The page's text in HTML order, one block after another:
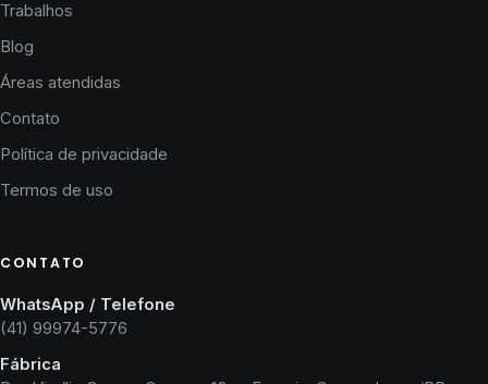
Trabalhos
Blog
Áreas atendidas
Contato
Política de privacidade
Termos de uso
CONTATO
WhatsApp / Telefone
(41) 99974-5776
Fábrica